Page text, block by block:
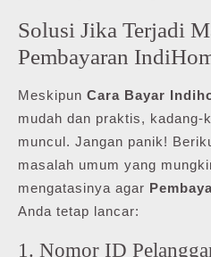
Solusi Jika Terjadi
Pembayaran
Meskipun Cara Bayar
mudah dan praktis, kadang-
muncul. Jangan panik!
masalah umum yang
mengatasinya agar
Anda tetap lancar:
1. Nomor ID